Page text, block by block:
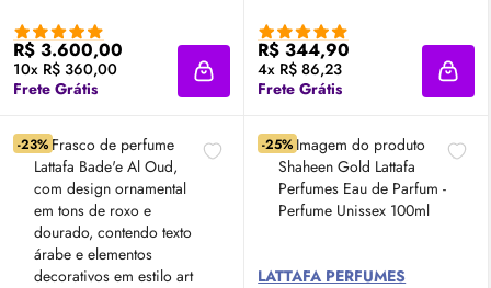
R$ 3.600,00
10x R$ 360,00
Frete Grátis
Adicionar à sacola
R$ 344,90
4x R$ 86,23
Frete Grátis
-23% -25%
LATTAFA PERFUMES